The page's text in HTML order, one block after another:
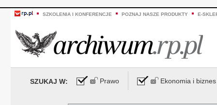
SZKOLENIA I KONFERENCJE POZNAJ NASZE PRODUKTY E-
SZUKAJ W: Prawo Ekonomia i biznes